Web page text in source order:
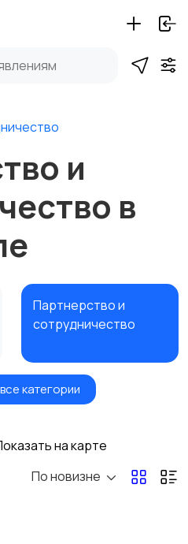
и
в
Партнерство и
сотрудничество
категории
на карте
По новизне